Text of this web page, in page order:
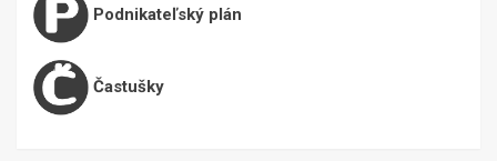
Podnikateľský plán
Častušky